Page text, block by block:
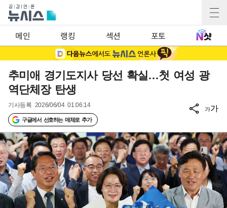
메인 랭킹 섹션 포토
추미애 경기도지사 당선 확실…첫 여성 광
역단체장 탄생
기사등록 2026/06/04 01:06:14
구글에서 선호하는 매체로 추가
가가